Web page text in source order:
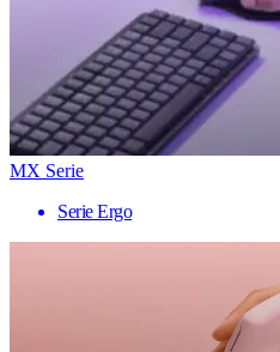
MX Serie
Serie Ergo